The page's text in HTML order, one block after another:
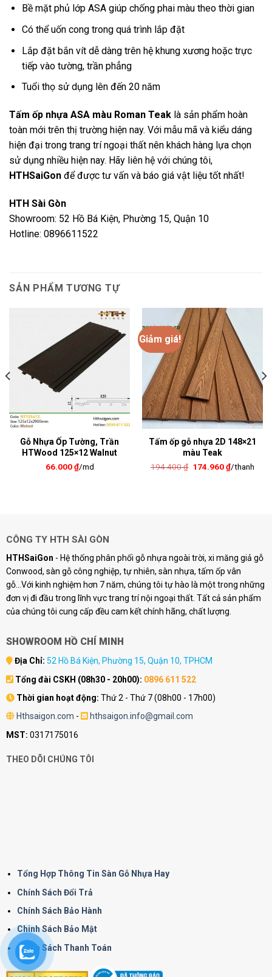
Bề mặt phủ lớp ASA giúp chống phai màu theo thời gian
Có thể uốn cong trong quá trình lắp đặt
Lắp đặt bắn vít dễ dàng trên hệ khung xương hoặc trực
tiếp vào tường, trần phẳng
Tuổi thọ sử dụng lên đến 20 năm
Tấm ốp nhựa ASA màu Roman Teak là sản phẩm hoàn
toàn mới trên thị trường hiện nay. Với mẫu mã và kiểu dáng
hiện đại trong trang trí ngoại thất nên khách hàng lựa chọn
sử dụng nhiều hiện nay. Hãy liên hệ với chúng tôi,
HTHSaiGon để được tư vấn và báo giá vật liệu tốt nhất!
HTH Sài Gòn
Showroom: 52 Hồ Bá Kiện, Phường 15, Quận 10
Hotline: 0896611522
SẢN PHẨM TƯƠNG TỰ
Gỗ Nhựa Ốp Tường, Trần
HTWood 125×12 Walnut
66.000₫/md
Giảm giá!
Tấm ốp gỗ nhựa 2D 148×21
màu Teak
194.400₫ Giá
174.960₫Giá
hiện
/thanh
CÔNG TY HTH SÀI GÒN
HTHSaiGon - Hệ thống phân phối gỗ nhựa ngoài trời, xi măng giả gỗ
Conwood, sàn gỗ công nghiệp, tự nhiên, sàn nhựa, tấm ốp vân
gỗ...Với kinh nghiệm hơn 7 năm, chúng tôi tự hào là một trong những
đơn vị đi đầu trong lĩnh vực trang trí nội ngoại thất. Tất cả sản phẩm
của chúng tôi cung cấp đều cam kết chính hãng, chất lượng.
SHOWROOM HỒ CHÍ MINH
Địa Chỉ: 52 Hồ Bá Kiện, Phường 15, Quận 10, TPHCM
Tổng đài CSKH (08h30 - 20h00): 0896 611 522
Thời gian hoạt động: Thứ 2 - Thứ 7 (08h00 - 17h00)
Hthsaigon.com -
hthsaigon.info@gmail.com
MST: 0317175016
THEO DÕI CHÚNG TÔI
Tổng Hợp Thông Tin Sàn Gỗ Nhựa Hay
Chính Sách Đổi Trả
Chính Sách Bảo Hành
Chinh Sách Bảo Mật
Chính Sách Thanh Toán